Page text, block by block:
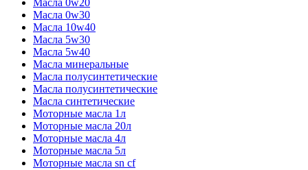
Масла 0w20
Масла 0w30
Масла 10w40
Масла 5w30
Масла 5w40
Масла минеральные
Масла полусинтетические
Масла полусинтетические
Масла синтетические
Моторные масла 1л
Моторные масла 20л
Моторные масла 4л
Моторные масла 5л
Моторные масла sn cf